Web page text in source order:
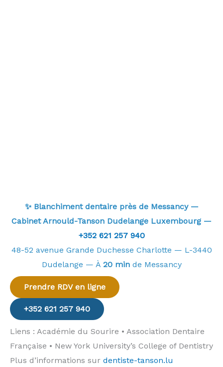
✨ Blanchiment dentaire près de Messancy —
Cabinet Arnould-Tanson Dudelange Luxembourg —
+352 621 257 940
48-52 avenue Grande Duchesse Charlotte — L-3440
Dudelange — À 20 minde Messancy
Prendre RDV en ligne
+352 621 257 940
Liens : Académie du Sourire • Association Dentaire
Française • New York University’s College of Dentistry
Plus d’informations sur dentiste-tanson.lu